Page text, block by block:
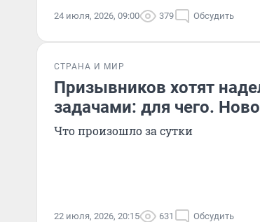
24 июля, 2026, 09:00 379 Обсудить
СТРАНА И МИР
Призывников хотят
задачами: для чего.
Что произошло за сутки
22 июля, 2026, 20:15 631 Обсудить